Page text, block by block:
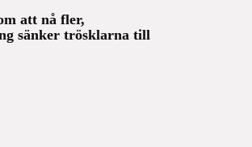
att nå fler,
sänker trösklarna till